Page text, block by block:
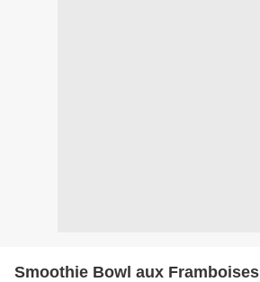
Smoothie Bowl aux Framboises